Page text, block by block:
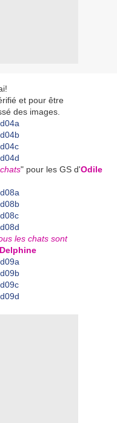
et pour être
des images.
" pour les GS d'Odile
les chats sont
Delphine